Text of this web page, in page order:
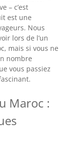
– c’est
est une
Nous
lors de l’un
mais si vous ne
nombre
vous passiez
Maroc :